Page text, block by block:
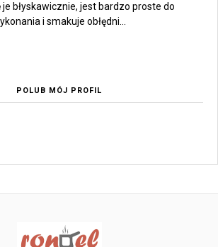
je błyskawicznie, jest bardzo proste do
i smakuje obłędni...
POLUB MÓJ PROFIL